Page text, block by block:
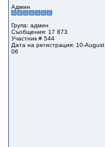
Админ
Група: админ
Съобщения: 17 873
Участник # 544
Дата на регистрация: 10-August
06